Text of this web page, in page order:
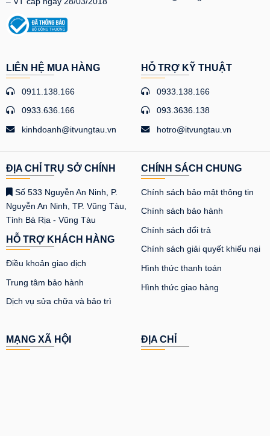
LIÊN HỆ MUA HÀNG
0911.138.166
0933.636.166
kinhdoanh@itvungtau.vn
HỖ TRỢ KỸ THUẬT
0933.138.166
093.3636.138
hotro@itvungtau.vn
ĐỊA CHỈ TRỤ SỞ CHÍNH
Số 533 Nguyễn An Ninh, P.
Nguyễn An Ninh, TP. Vũng Tàu,
Tỉnh Bà Rịa - Vũng Tàu
HỖ TRỢ KHÁCH HÀNG
Điều khoản giao dịch
Trung tâm bảo hành
Dịch vụ sửa chữa và bảo trì
CHÍNH SÁCH CHUNG
Chính sách bảo mật thông tin
Chính sách bảo hành
Chính sách đổi trả
Chính sách giải quyết khiếu nại
Hình thức thanh toán
Hình thức giao hàng
MẠNG XÃ HỘI ĐỊA CHỈ